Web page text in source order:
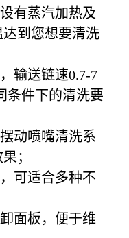
有蒸汽加热及
到您想要清洗
输送链速0.7-7
条件下的清洗要
动喷嘴清洗系
；
可适合多种不
面板，便于维